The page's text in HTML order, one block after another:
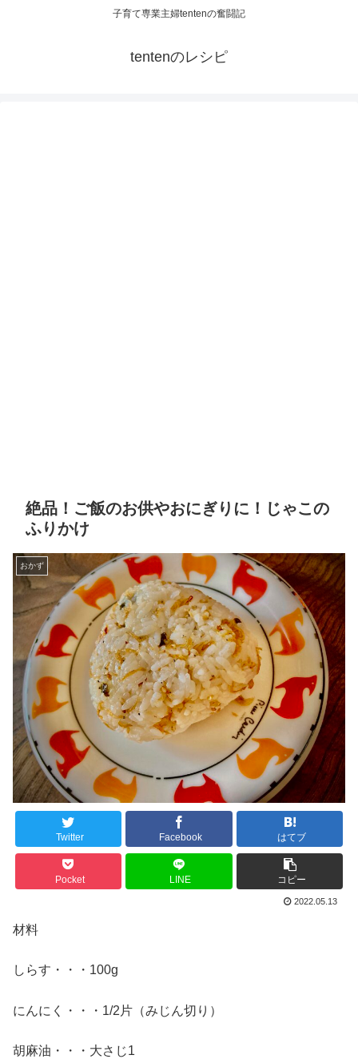
子育て専業主婦tentenの奮闘記
tentenのレシピ
絶品！ご飯のお供やおにぎりに！じゃこの
ふりかけ
おかず
Twitter Facebook はてブ
Pocket LINE コピー
2022.05.13
材料
しらす・・・100g
にんにく・・・1/2片（みじん切り）
胡麻油・・・大さじ1